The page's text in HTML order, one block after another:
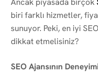
biri farklı hizmetler,
sunuyor. Peki, en iyi
dikkat etmelisiniz?
SEO Ajansının